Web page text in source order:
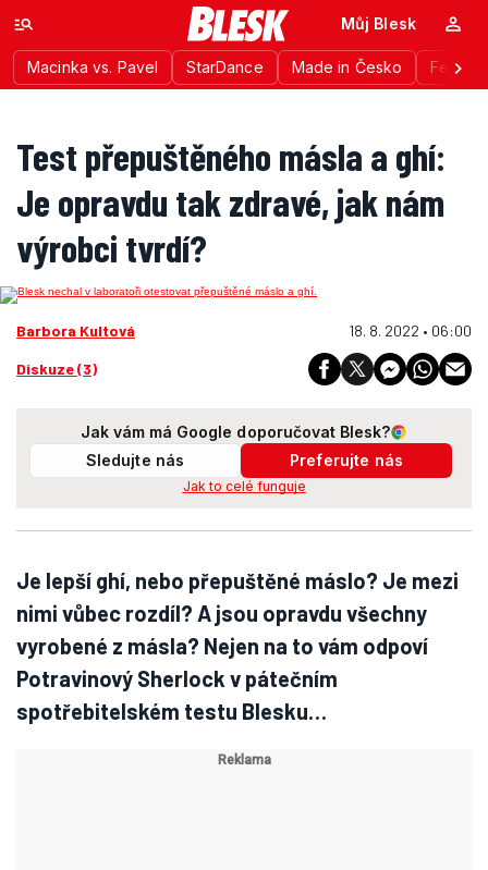
Macinka vs. Pavel StarDance Made in Česko
Můj Blesk
Test přepuštěného másla a ghí:
Je opravdu tak zdravé, jak nám
výrobci tvrdí?
Barbora Kultová 18. 8. 2022 • 06:00
Diskuze (3)
Jak vám má Google doporučovat Blesk?
Sledujte nás
Preferujte nás
Jak to celé funguje
Je lepší ghí, nebo přepuštěné máslo? Je mezi
nimi vůbec rozdíl? A jsou opravdu všechny
vyrobené z másla? Nejen na to vám odpoví
Potravinový Sherlock v pátečním
spotřebitelském testu Blesku…